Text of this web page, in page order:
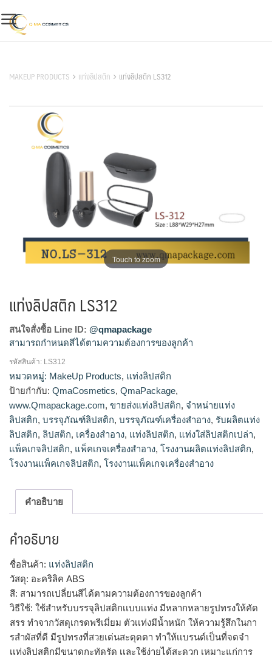
to
content
MAKEUP PRODUCTS แท่งลิปสติก แท่งลิปสติก LS312
Touch to zoom
แท่งลิปสติก LS312
สนใจสั่งซื้อ Line ID: @qmapackage
สามารถกำหนดสีได้ตามความต้องการของลูกค้า
โรงงานผลิตแท่งลิปสติก,จำหน่ายแท่งลิปสติก,รับผลิตแท่ง
ลิปสติก,ขายส่งแท่งลิปสติก
รหัสสินค้า: LS312
หมวดหมู่: MakeUp Products, แท่งลิปสติก
ป้ายกำกับ: QmaCosmetics, QmaPackage,
www.Qmapackage.com, ขายส่งแท่งลิปสติก, จำหน่ายแท่ง
ลิปสติก, บรรจุภัณฑ์ลิปสติก, บรรจุภัณฑ์เครื่องสำอาง, รับผลิตแท่ง
ลิปสติก, ลิปสติก, เครื่องสำอาง, แท่งลิปสติก, แท่งใส่ลิปสติกเปล่า,
แพ็คเกจลิปสติก, แพ็คเกจเครื่องสำอาง, โรงงานผลิตแท่งลิปสติก,
โรงงานแพ็คเกจลิปสติก, โรงงานแพ็คเกจเครื่องสำอาง
คำอธิบาย
คำอธิบาย
ชื่อสินค้า: แท่งลิปสติก
วัสดุ: อะคริลิค ABS
สี: สามารถเปลี่ยนสีได้ตามความต้องการของลูกค้า
วิธีใช้: ใช้สำหรับบรรจุลิปสติกเเบบเเท่ง มีหลากหลายรูปทรงให้คัด
สรร ทำจากวัสดุเกรดพรีเมี่ยม ตัวเเท่งมีน้ำหนัก ให้ความรู้สึกในกา
รสำผัสที่ดี มีรูปทรงที่สวยเด่นสะดุดตา ทำให้เเบรนด์เป็นที่จดจำ
เเท่งลิปสติกมีขนาดกะทัดรัด เเละใช้ง่ายได้สะดวก เหมาะแก่การ